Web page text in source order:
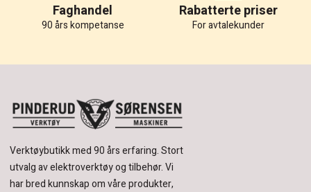
Faghandel
90 års kompetanse
Rabatterte priser
For avtalekunder
Verktøybutikk med 90 års erfaring.Stort
utvalg av elektroverktøy og tilbehør.Vi
har bred kunnskap om våre produkter,